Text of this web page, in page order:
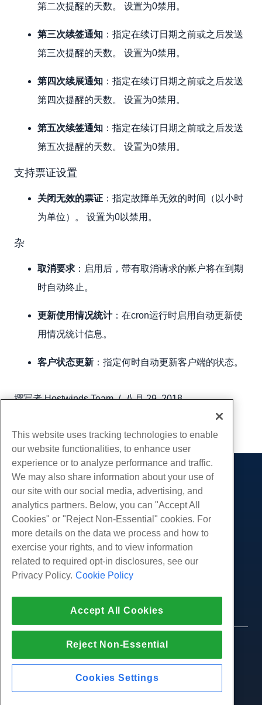
第二次提醒的天数。 设置为0禁用。
第三次续签通知 ：指定在续订日期之前或之后发送
第三次提醒的天数。 设置为0禁用。
第四次续展通知 ：指定在续订日期之前或之后发送
第四次提醒的天数。 设置为0禁用。
第五次续签通知 ：指定在续订日期之前或之后发送
第五次提醒的天数。 设置为0禁用。
支持票证设置
关闭无效的票证 ：指定故障单无效的时间（以小时
为单位）。 设置为0以禁用。
杂
取消要求 ：启用后，带有取消请求的帐户将在到期
时自动终止。
更新使用情况统计：在cron运行时启用自动更新使
用情况统计信息。
客户状态更新 ：指定何时自动更新客户端的状态。
撰写者 Hostwinds Team/八月 29, 2018
产品展示
虚拟主机
企业主机
转销商托管
白标经销商
管理Linux VPS
非托管Linux VPS
管理Windows. VPS
非托管Windows VPS
云服务器
块存储
服务
社区
产品资料
公司
关于我们
按
在线聊天
给我们发邮件
打电话给我们 (888) 404-1279
© 2010-2026 Hostwinds, 一种 HostPapa Inc. 公司。
This website uses tracking technologies to enable
our website functionalities, to enhance user
experience or to analyze performance and traffic.
We may also share information about your use of
our site with our social media, advertising, and
analytics partners. Below, you can "Accept All
Cookies" or "Reject Non-Essential" cookies. For
more details on the data we process and how to
exercise your rights, and to view information
related to required opt-in disclosures, see our
Privacy Policy. Cookie Policy
Accept All Cookies
Reject Non-Essential
Cookies Settings